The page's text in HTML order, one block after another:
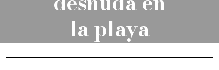
la playa